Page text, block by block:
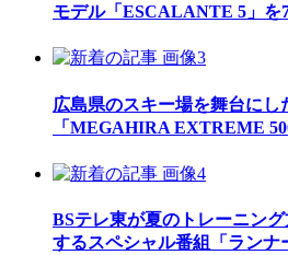
モデル「ESCALANTE 5」を
広島県のスキー場を舞台にし
「MEGAHIRA EXTREME
BSテレ東が夏のトレーニン
するスペシャル番組「ランナ